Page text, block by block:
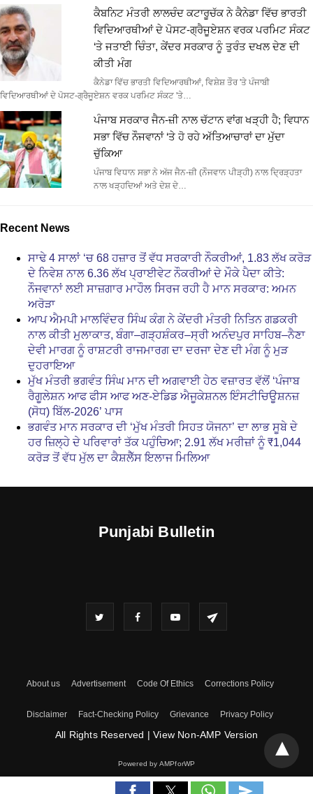
ਕੈਬਨਿਟ ਮੰਤਰੀ ਲਾਲਚੰਦ ਕਟਾਰੂਚੱਕ ਨੇ ਕੈਨੇਡਾ ਵਿੱਚ ਭਾਰਤੀ
ਵਿਦਿਆਰਥੀਆਂ ਦੇ ਪੋਸਟ-ਗ੍ਰੈਜੂਏਸ਼ਨ ਵਰਕ ਪਰਮਿਟ ਸੰਕਟ
‘ਤੇ ਜਤਾਈ ਚਿੰਤਾ, ਕੇਂਦਰ ਸਰਕਾਰ ਨੂੰ ਤੁਰੰਤ ਦਖਲ ਦੇਣ ਦੀ
ਕੀਤੀ ਮੰਗ
ਕੈਨੇਡਾ ਵਿੱਚ ਭਾਰਤੀ ਵਿਦਿਆਰਥੀਆਂ, ਵਿਸ਼ੇਸ਼ ਤੌਰ 'ਤੇ ਪੰਜਾਬੀ
ਵਿਦਿਆਰਥੀਆਂ ਦੇ ਪੋਸਟ-ਗ੍ਰੈਜੂਏਸ਼ਨ ਵਰਕ ਪਰਮਿਟ ਸੰਕਟ 'ਤੇ…
ਪੰਜਾਬ ਸਰਕਾਰ ਜੈਨ-ਜ਼ੀ ਨਾਲ ਚੱਟਾਨ ਵਾਂਗ ਖੜ੍ਹੀ ਹੈ; ਵਿਧਾਨ
ਸਭਾ ਵਿੱਚ ਨੌਜਵਾਨਾਂ ‘ਤੇ ਹੋ ਰਹੇ ਅੱਤਿਆਚਾਰਾਂ ਦਾ ਮੁੱਦਾ
ਚੁੱਕਿਆ
ਪੰਜਾਬ ਵਿਧਾਨ ਸਭਾ ਨੇ ਅੱਜ ਜੈਨ-ਜ਼ੀ (ਨੌਜਵਾਨ ਪੀੜ੍ਹੀ) ਨਾਲ ਦ੍ਰਿੜ੍ਹਤਾ
ਨਾਲ ਖੜ੍ਹਦਿਆਂ ਅਤੇ ਦੇਸ਼ ਦੇ…
Recent News
ਸਾਢੇ 4 ਸਾਲਾਂ ‘ਚ 68 ਹਜ਼ਾਰ ਤੋਂ ਵੱਧ ਸਰਕਾਰੀ ਨੌਕਰੀਆਂ, 1.83 ਲੱਖ ਕਰੋੜ
ਦੇ ਨਿਵੇਸ਼ ਨਾਲ 6.36 ਲੱਖ ਪ੍ਰਾਈਵੇਟ ਨੌਕਰੀਆਂ ਦੇ ਮੌਕੇ ਪੈਦਾ ਕੀਤੇ:
ਨੌਜਵਾਨਾਂ ਲਈ ਸਾਜ਼ਗਾਰ ਮਾਹੌਲ ਸਿਰਜ ਰਹੀ ਹੈ ਮਾਨ ਸਰਕਾਰ: ਅਮਨ
ਅਰੋੜਾ
ਆਪ ਐਮਪੀ ਮਾਲਵਿੰਦਰ ਸਿੰਘ ਕੰਗ ਨੇ ਕੇਂਦਰੀ ਮੰਤਰੀ ਨਿਤਿਨ ਗਡਕਰੀ
ਨਾਲ ਕੀਤੀ ਮੁਲਾਕਾਤ, ਬੰਗਾ–ਗੜ੍ਹਸ਼ੰਕਰ–ਸ੍ਰੀ ਅਨੰਦਪੁਰ ਸਾਹਿਬ–ਨੈਣਾ
ਦੇਵੀ ਮਾਰਗ ਨੂੰ ਰਾਸ਼ਟਰੀ ਰਾਜਮਾਰਗ ਦਾ ਦਰਜਾ ਦੇਣ ਦੀ ਮੰਗ ਨੂੰ ਮੁੜ
ਦੁਹਰਾਇਆ
ਮੁੱਖ ਮੰਤਰੀ ਭਗਵੰਤ ਸਿੰਘ ਮਾਨ ਦੀ ਅਗਵਾਈ ਹੇਠ ਵਜ਼ਾਰਤ ਵੱਲੋਂ ‘ਪੰਜਾਬ
ਰੈਗੂਲੇਸ਼ਨ ਆਫ ਫੀਸ ਆਫ ਅਣ-ਏਡਿਡ ਐਜੂਕੇਸ਼ਨਲ ਇੰਸਟੀਚਿਊਸ਼ਨਜ਼
(ਸੋਧ) ਬਿੱਲ-2026’ ਪਾਸ
ਭਗਵੰਤ ਮਾਨ ਸਰਕਾਰ ਦੀ ‘ਮੁੱਖ ਮੰਤਰੀ ਸਿਹਤ ਯੋਜਨਾ’ ਦਾ ਲਾਭ ਸੂਬੇ ਦੇ
ਹਰ ਜ਼ਿਲ੍ਹੇ ਦੇ ਪਰਿਵਾਰਾਂ ਤੱਕ ਪਹੁੰਚਿਆ; 2.91 ਲੱਖ ਮਰੀਜ਼ਾਂ ਨੂੰ ₹1,044
ਕਰੋੜ ਤੋਂ ਵੱਧ ਮੁੱਲ ਦਾ ਕੈਸ਼ਲੈੱਸ ਇਲਾਜ ਮਿਲਿਆ
Punjabi Bulletin
About us Advertisement Code Of Ethics Corrections Policy
Disclaimer Fact-Checking Policy Grievance Privacy Policy
All Rights Reserved | View Non-AMP Version
Powered by AMPforWP